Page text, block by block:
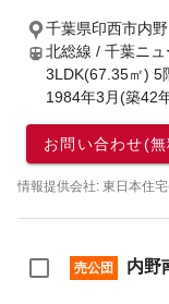
千葉県印西市内
北総線 / 千葉ニ
3LDK(67.35㎡) 5
1984年3月(築42
お問い合わせ(無
情報提供会社: 東日本住
売公団 内野